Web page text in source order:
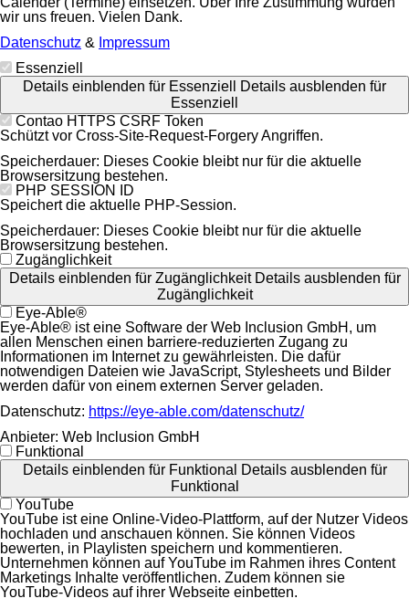
wir uns freuen. Vielen Dank.
Datenschutz & Impressum
Essenziell
Details einblenden für Essenziell Details ausblenden für
Essenziell
Contao HTTPS CSRF Token
Schützt vor Cross-Site-Request-Forgery Angriffen.
Speicherdauer: Dieses Cookie bleibt nur für die aktuelle
Browsersitzung bestehen.
PHP SESSION ID
Speichert die aktuelle PHP-Session.
Speicherdauer: Dieses Cookie bleibt nur für die aktuelle
Browsersitzung bestehen.
Zugänglichkeit
Details einblenden für Zugänglichkeit Details ausblenden für
Zugänglichkeit
Eye-Able®
Eye-Able® ist eine Software der Web Inclusion GmbH, um
allen Menschen einen barriere-reduzierten Zugang zu
Informationen im Internet zu gewährleisten. Die dafür
notwendigen Dateien wie JavaScript, Stylesheets und Bilder
werden dafür von einem externen Server geladen.
Datenschutz: https://eye-able.com/datenschutz/
Anbieter: Web Inclusion GmbH
Funktional
Details einblenden für Funktional Details ausblenden für
Funktional
YouTube
YouTube ist eine Online-Video-Plattform, auf der Nutzer Videos
hochladen und anschauen können. Sie können Videos
bewerten, in Playlisten speichern und kommentieren.
Unternehmen können auf YouTube im Rahmen ihres Content
Marketings Inhalte veröffentlichen. Zudem können sie
YouTube-Videos auf ihrer Webseite einbetten.